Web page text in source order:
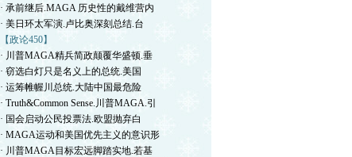
· 承前继后.MAGA 历史性的戴维营内
· 美日环太军演.卢比奥深刻总结.台
【政论450】
· 川普MAGA精兵简政颠覆华盛顿.垂
· 窃选白灯只是名义上的总统.美国
· 运筹帷幄川总统.大陆中国最危险
· Truth&Common Sense.川普MAGA.引
· 国会启动公民投票法.欧盟抛弃白
· MAGA运动和美国优先主义的意识形
· 川普MAGA目标宏远脚踏实地.若基